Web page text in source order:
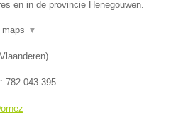
en in de provincie Henegouwen.
▼
)
782 043 395